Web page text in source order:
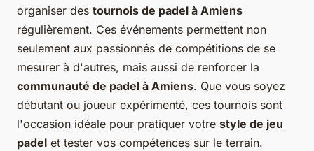
organiser des tournois de padel à Amiens
régulièrement. Ces événements permettent non
seulement aux passionnés de compétitions de se
mesurer à d'autres, mais aussi de renforcer la
communauté de padel à Amiens. Que vous soyez
débutant ou joueur expérimenté, ces tournois sont
l'occasion idéale pour pratiquer votre style de jeu
padel et tester vos compétences sur le terrain.